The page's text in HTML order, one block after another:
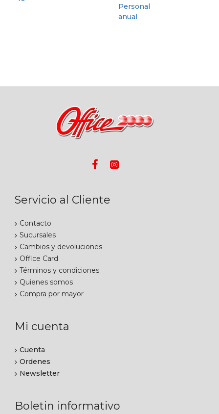
Servicio al Cliente
Contacto
Sucursales
Cambios y devoluciones
Office Card
Términos y condiciones
Quienes somos
Compra por mayor
Mi cuenta
Cuenta
Ordenes
Newsletter
Boletin informativo